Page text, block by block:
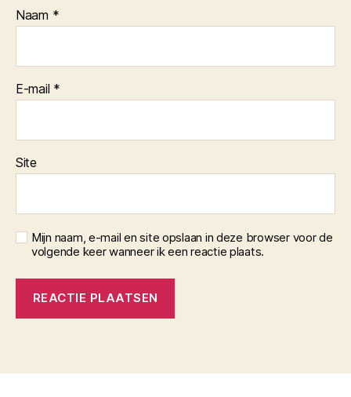
Naam *
E-mail *
Site
Mijn naam, e-mail en site opslaan in deze browser voor de
volgende keer wanneer ik een reactie plaats.